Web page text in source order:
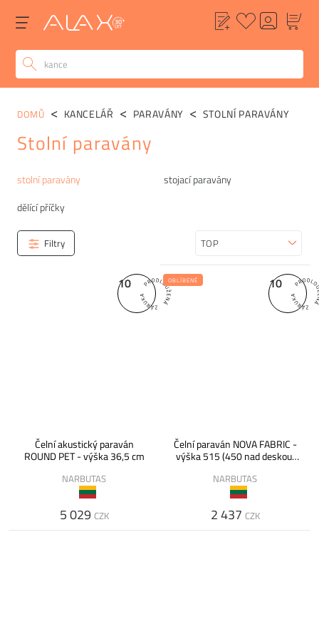
Kategorie
stolní paravány
stojací paravány
dělící příčky
DOMŮ KANCELÁŘ PARAVÁNY STOLNÍ PARAVÁNY
Stolní paravány
Filtry Seřadit
10
Čelní akustický paraván
ROUND PET - výška 36,5 cm
NARBUTAS
5 029 CZK
10
OBLÍBENÉ
Čelní paraván NOVA FABRIC -
výška 515 (450 nad deskou)
NARBUTAS
2 437 CZK